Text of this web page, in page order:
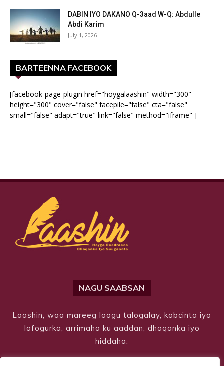
DABIN IYO DAKANO Q-3aad W-Q: Abdulle
Abdi Karim
July 1, 2026
BARTEENNA FACEBOOK
[facebook-page-plugin href="hoygalaashin" width="300"
height="300" cover="false" facepile="false" cta="false"
small="false" adapt="true" link="false" method="iframe" ]
NAGU SAABSAN
Laashin, waa mareeg loogu talogalay, kobcinta iyo
lafogurka, arrimaha ku aaddan; dhaqanka iyo
hiddaha.